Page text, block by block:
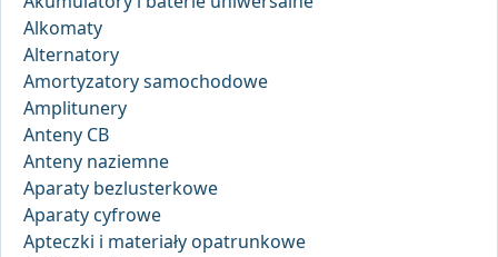
Alkomaty
Alternatory
Amortyzatory samochodowe
Amplitunery
Anteny CB
Anteny naziemne
Aparaty bezlusterkowe
Aparaty cyfrowe
Apteczki i materiały opatrunkowe